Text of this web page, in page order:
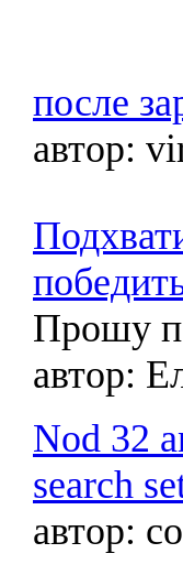
после
автор:
Прошу
автор:
Nod 32
search
автор: